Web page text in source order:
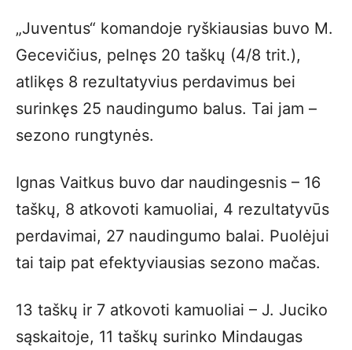
„Juventus“ komandoje ryškiausias buvo M.
Gecevičius, pelnęs 20 taškų (4/8 trit.),
atlikęs 8 rezultatyvius perdavimus bei
surinkęs 25 naudingumo balus. Tai jam –
sezono rungtynės.
Ignas Vaitkus buvo dar naudingesnis – 16
taškų, 8 atkovoti kamuoliai, 4 rezultatyvūs
perdavimai, 27 naudingumo balai. Puolėjui
tai taip pat efektyviausias sezono mačas.
13 taškų ir 7 atkovoti kamuoliai – J. Juciko
sąskaitoje, 11 taškų surinko Mindaugas